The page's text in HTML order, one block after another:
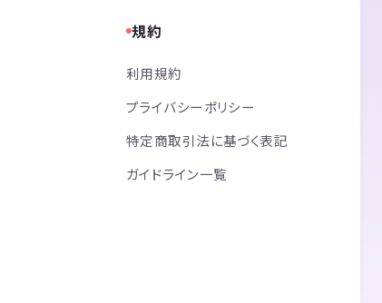
規約
利用規約
プライバシーポリシー
特定商取引法に基づく表記
ガイドライン一覧